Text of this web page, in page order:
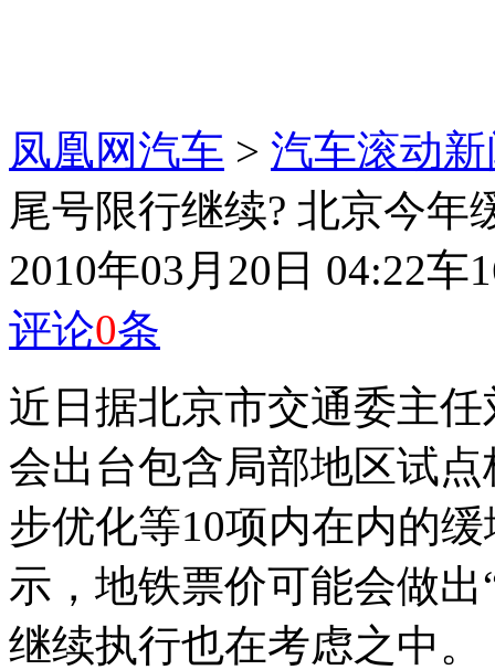
凤凰网汽车 > 汽车滚动
尾号限行继续? 北京今年
2010年03月20日 04:22车
评论0条
近日据北京市交通委主
会出台包含局部地区试
步优化等10项内在内的
示，地铁票价可能会做
继续执行也在考虑之中。